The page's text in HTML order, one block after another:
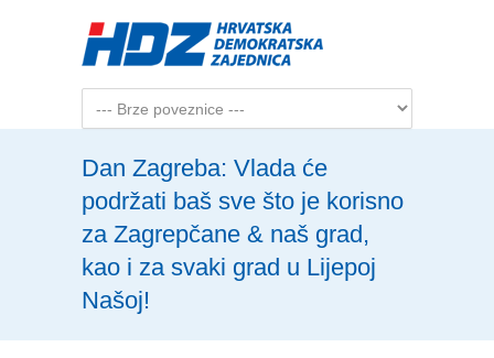
Dan Zagreba: Vlada će
podržati baš sve što je korisno
za Zagrepčane & naš grad,
kao i za svaki grad u Lijepoj
Našoj!